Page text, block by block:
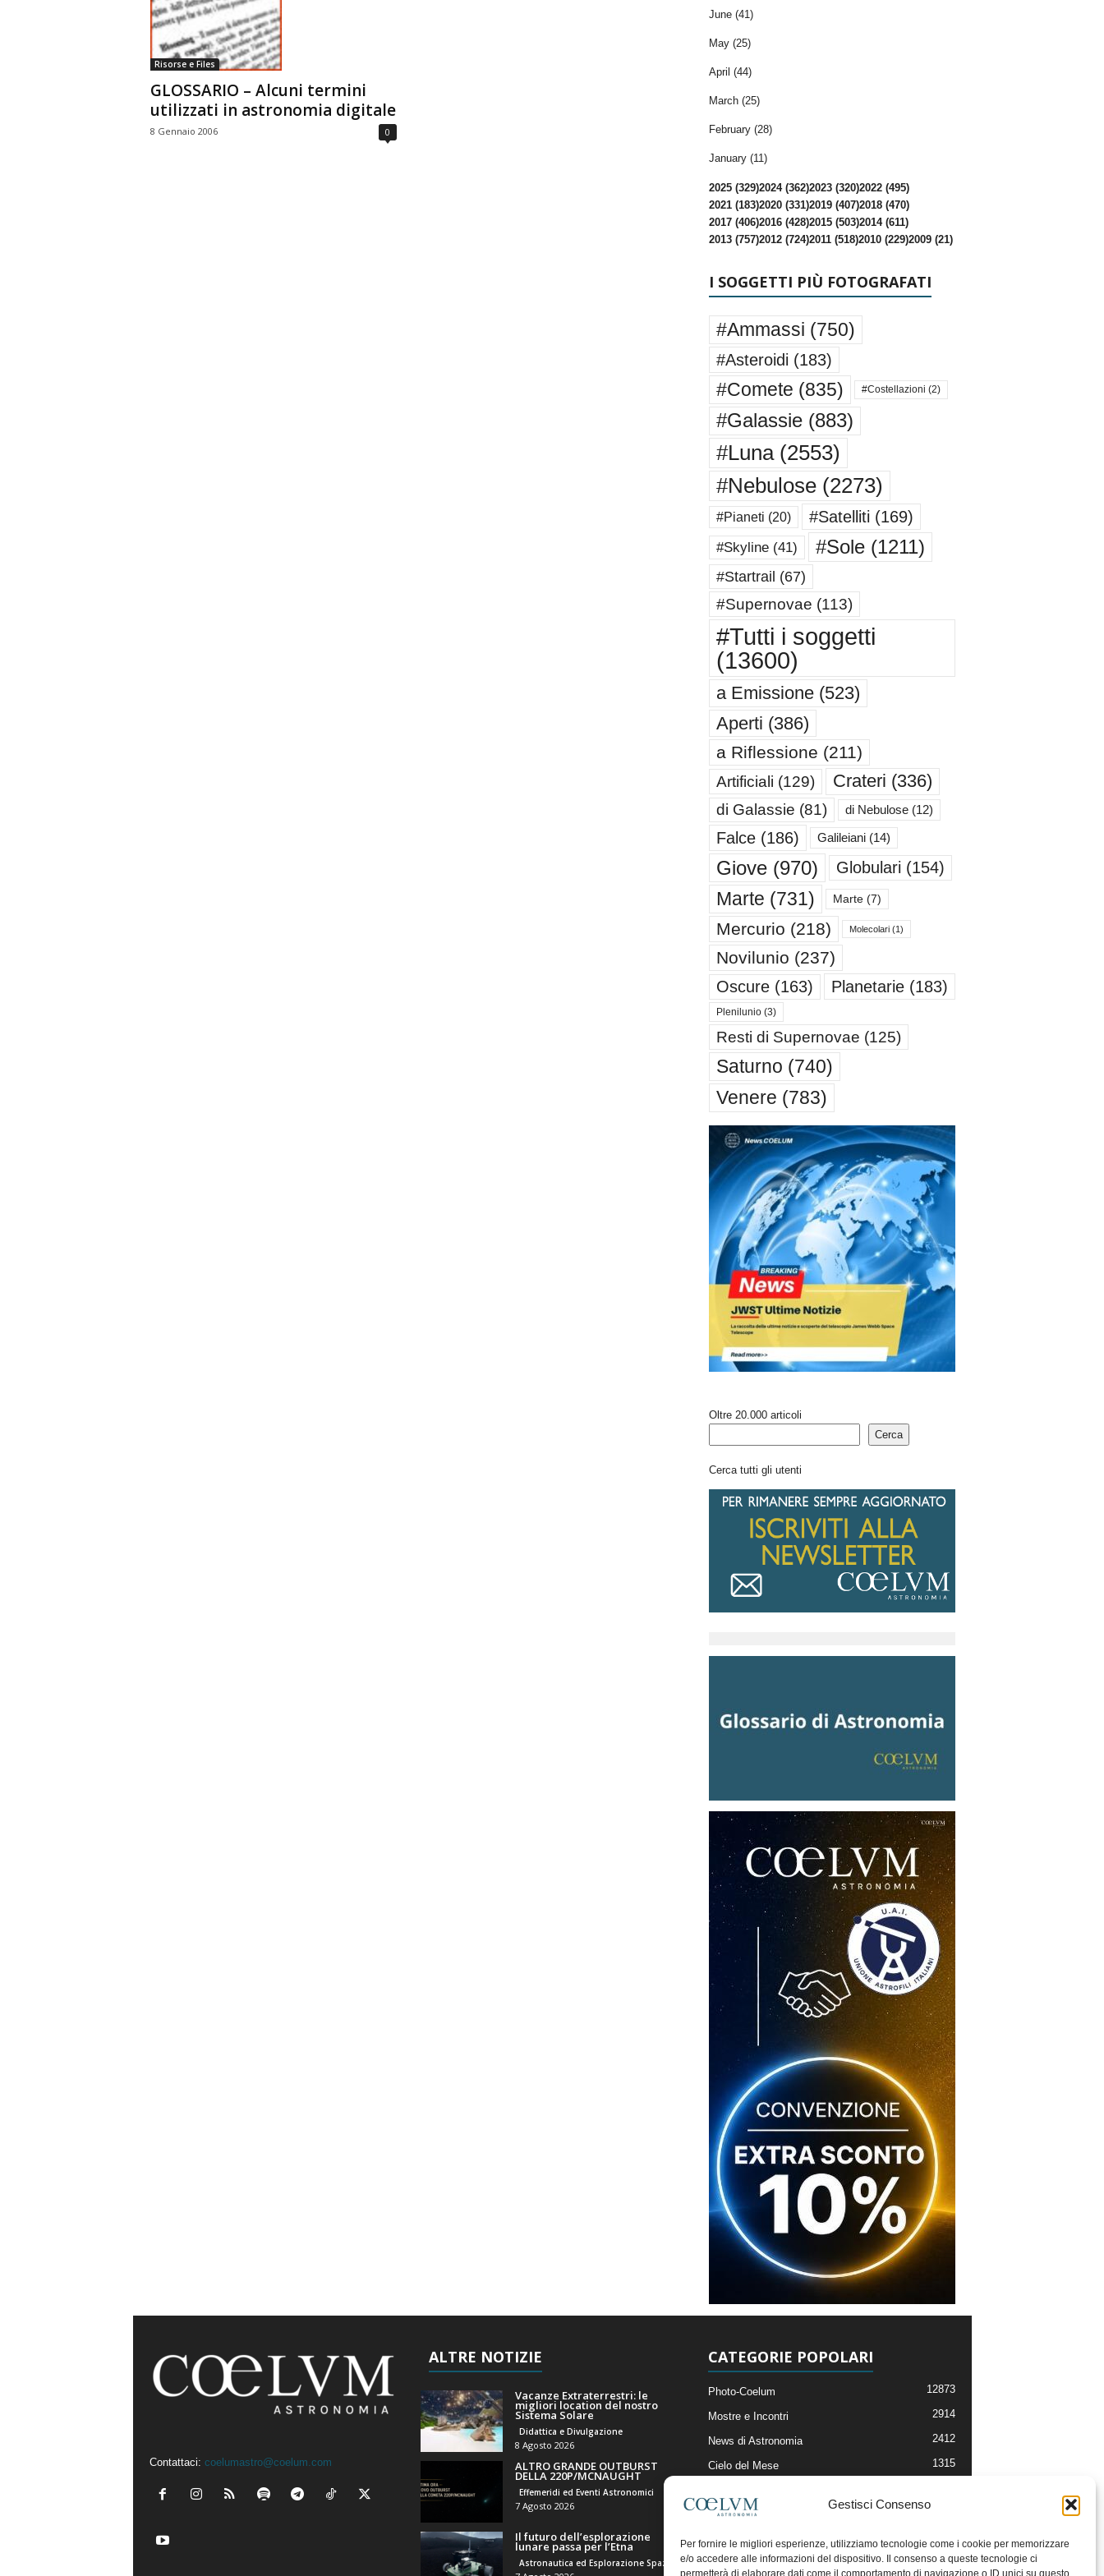
Gestisci Consenso
Per fornire le migliori esperienze, utilizziamo tecnologie come i cookie per memorizzare
e/o accedere alle informazioni del dispositivo. Il consenso a queste tecnologie ci
permetterà di elaborare dati come il comportamento di navigazione o ID unici su questo
a
Risorse e Files
GLOSSARIO – Alcuni termini
utilizzati in astronomia digitale
8 Gennaio 2006 0
June (41)
May (25)
April (44)
March (25)
February (28)
January (11)
2025 (329)2024 (362)2023 (320)2022 (495)
2021 (183)2020 (331)2019 (407)2018 (470)
2017 (406)2016 (428)2015 (503)2014 (611)
2013 (757)2012 (724)2011 (518)2010 (229)2009 (21)
I SOGGETTI PIÙ FOTOGRAFATI
#Ammassi (750)
#Asteroidi (183)
#Comete (835) #Costellazioni (2)
#Galassie(883)
#Luna(2553)
#Nebulose(2273)
#Pianeti (20) #Satelliti (169)
#Skyline(41) #Sole(1211)
#Startrail (67)
#Supernovae (113)
#Tutti i soggetti
(13600)
a Emissione(523)
Aperti (386)
a Riflessione (211)
Artificiali (129) Crateri (336)
di Galassie (81) di Nebulose(12)
Falce(186) Galileiani(14)
Giove(970) Globulari (154)
Marte (731) Marte(7)
Mercurio (218) Molecolari(1)
Novilunio (237)
Oscure(163) Planetarie(183)
Plenilunio(3)
Resti di Supernovae (125)
Saturno (740)
Venere (783)
Oltre 20.000 articoli
Cerca
Cerca tutti gli utenti
Contattaci: coelumastro@coelum.com
ALTRE NOTIZIE
Vacanze Extraterrestri: le
migliori location del nostro
Sistema Solare
Didattica e Divulgazione
8 Agosto 2026
ALTRO GRANDE OUTBURST
DELLA 220P/MCNAUGHT
Effemeridi ed Eventi Astronomici
7 Agosto 2026
Il futuro dell’esplorazione
lunare passa per l’Etna
CATEGORIE POPOLARI
Photo-Coelum 12873
Mostre e Incontri 2914
News di Astronomia 2412
Cielo del Mese 1315
Articoli e Risorse On-Line
Il Blog della Redazione